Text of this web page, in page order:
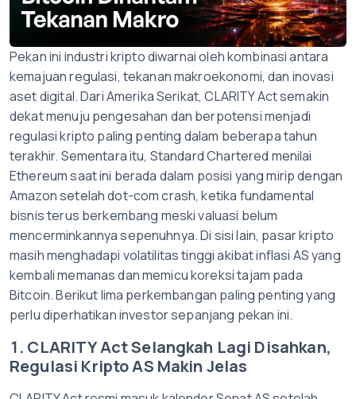
Pekan ini industri kripto diwarnai oleh kombinasi antara
kemajuan regulasi, tekanan makroekonomi, dan inovasi
aset digital. Dari Amerika Serikat, CLARITY Act semakin
dekat menuju pengesahan dan berpotensi menjadi
regulasi kripto paling penting dalam beberapa tahun
terakhir. Sementara itu, Standard Chartered menilai
Ethereum saat ini berada dalam posisi yang mirip dengan
Amazon setelah dot-com crash, ketika fundamental
bisnis terus berkembang meski valuasi belum
mencerminkannya sepenuhnya. Di sisi lain, pasar kripto
masih menghadapi volatilitas tinggi akibat inflasi AS yang
kembali memanas dan memicu koreksi tajam pada
Bitcoin. Berikut lima perkembangan paling penting yang
perlu diperhatikan investor sepanjang pekan ini.
1. CLARITY Act Selangkah Lagi Disahkan,
Regulasi Kripto AS Makin Jelas